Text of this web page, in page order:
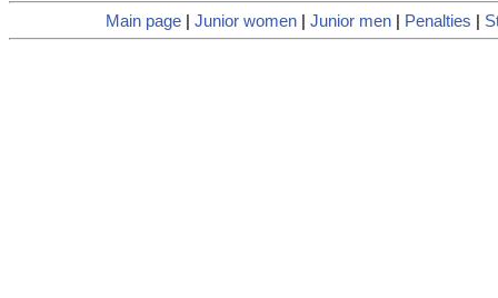
Main page| Junior women| Junior men| Penalties